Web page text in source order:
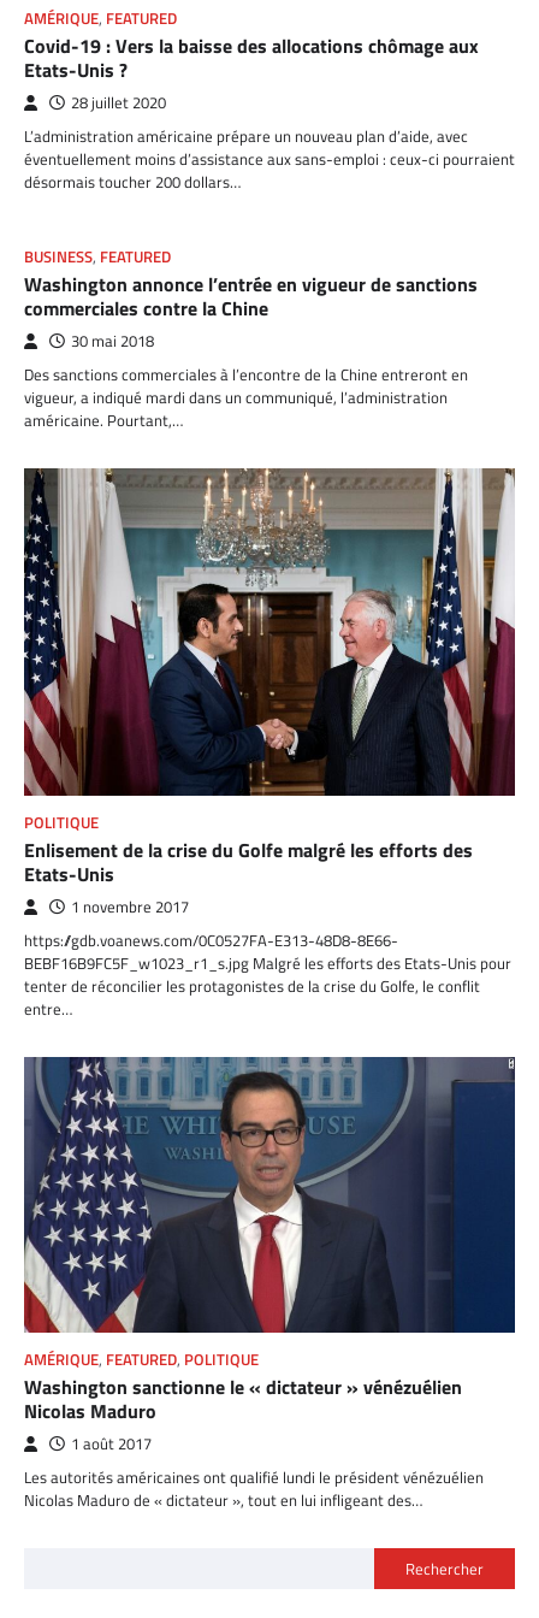
AMÉRIQUE, FEATURED
Covid-19 : Vers la baisse des allocations chômage aux
Etats-Unis ?
28 juillet 2020
L’administration américaine prépare un nouveau plan d’aide, avec
éventuellement moins d’assistance aux sans-emploi : ceux-ci pourraient
désormais toucher 200 dollars…
BUSINESS, FEATURED
Washington annonce l’entrée en vigueur de sanctions
commerciales contre la Chine
30 mai 2018
Des sanctions commerciales à l’encontre de la Chine entreront en
vigueur, a indiqué mardi dans un communiqué, l’administration
américaine. Pourtant,…
POLITIQUE
Enlisement de la crise du Golfe malgré les efforts des
Etats-Unis
1 novembre 2017
https://gdb.voanews.com/0C0527FA-E313-48D8-8E66-
BEBF16B9FC5F_w1023_r1_s.jpg Malgré les efforts des Etats-Unis pour
tenter de réconcilier les protagonistes de la crise du Golfe, le conflit
entre…
AMÉRIQUE, FEATURED, POLITIQUE
Washington sanctionne le « dictateur » vénézuélien
Nicolas Maduro
1 août 2017
Les autorités américaines ont qualifié lundi le président vénézuélien
Nicolas Maduro de « dictateur », tout en lui infligeant des…
Rechercher